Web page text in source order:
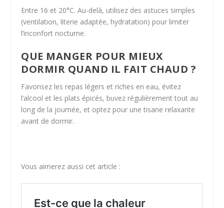
Entre 16 et 20°C. Au-delà, utilisez des astuces simples
(ventilation, literie adaptée, hydratation) pour limiter
l’inconfort nocturne.
QUE MANGER POUR MIEUX
DORMIR QUAND IL FAIT CHAUD ?
Favorisez les repas légers et riches en eau, évitez
l’alcool et les plats épicés, buvez régulièrement tout au
long de la journée, et optez pour une tisane relaxante
avant de dormir.
Vous aimerez aussi cet article :